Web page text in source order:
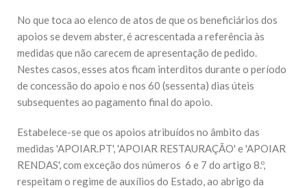
No que toca ao elenco de atos de que os beneficiários dos
apoios se devem abster, é acrescentada a referência às
medidas que não carecem de apresentação de pedido.
Nestes casos, esses atos ficam interditos durante o período
de concessão do apoio e nos 60 (sessenta) dias úteis
subsequentes ao pagamento final do apoio.
Estabelece-se que os apoios atribuídos no âmbito das
medidas 'APOIAR.PT', 'APOIAR RESTAURAÇÃO' e 'APOIAR
RENDAS', com exceção dos números 6 e 7 do artigo 8.º,
respeitam o regime de auxílios do Estado, ao abrigo da